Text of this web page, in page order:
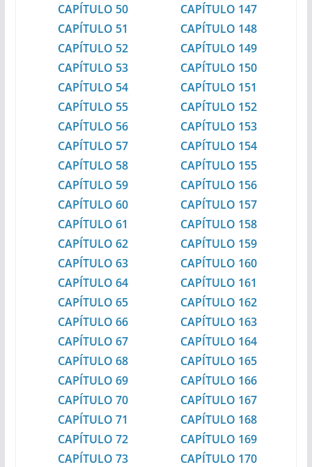
CAPÍTULO 50
CAPÍTULO 51
CAPÍTULO 52
CAPÍTULO 53
CAPÍTULO 54
CAPÍTULO 55
CAPÍTULO 56
CAPÍTULO 57
CAPÍTULO 58
CAPÍTULO 59
CAPÍTULO 60
CAPÍTULO 61
CAPÍTULO 62
CAPÍTULO 63
CAPÍTULO 64
CAPÍTULO 65
CAPÍTULO 66
CAPÍTULO 67
CAPÍTULO 68
CAPÍTULO 69
CAPÍTULO 70
CAPÍTULO 71
CAPÍTULO 72
CAPÍTULO 73
CAPÍTULO 147
CAPÍTULO 148
CAPÍTULO 149
CAPÍTULO 150
CAPÍTULO 151
CAPÍTULO 152
CAPÍTULO 153
CAPÍTULO 154
CAPÍTULO 155
CAPÍTULO 156
CAPÍTULO 157
CAPÍTULO 158
CAPÍTULO 159
CAPÍTULO 160
CAPÍTULO 161
CAPÍTULO 162
CAPÍTULO 163
CAPÍTULO 164
CAPÍTULO 165
CAPÍTULO 166
CAPÍTULO 167
CAPÍTULO 168
CAPÍTULO 169
CAPÍTULO 170